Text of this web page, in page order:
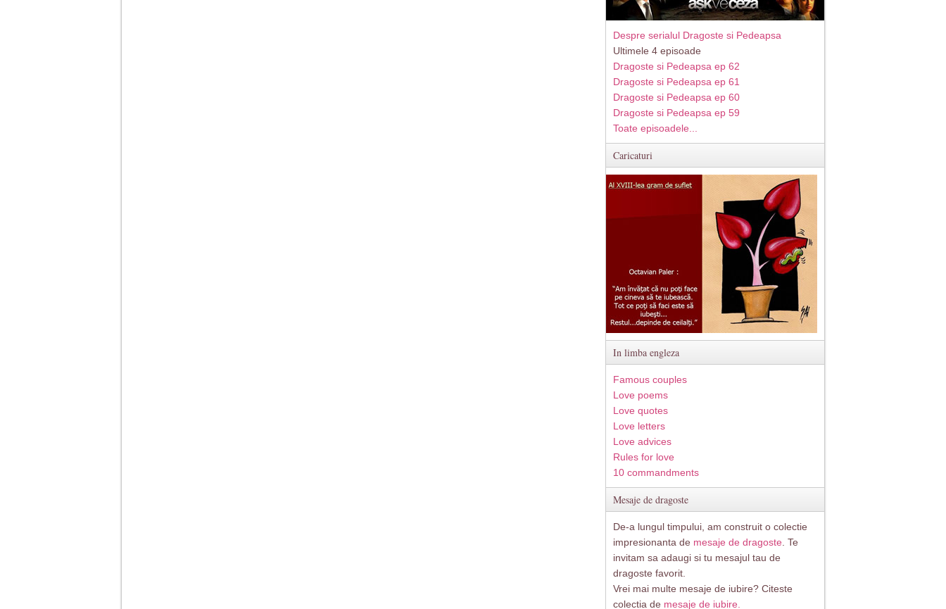
Despre serialul Dragoste si Pedeapsa
Ultimele 4 episoade
Dragoste si Pedeapsa ep 62
Dragoste si Pedeapsa ep 61
Dragoste si Pedeapsa ep 60
Dragoste si Pedeapsa ep 59
Toate episoadele...
Caricaturi
In limba engleza
Famous couples
Love poems
Love quotes
Love letters
Love advices
Rules for love
10 commandments
Mesaje de dragoste
De-a lungul timpului, am construit o colectie
impresionanta de mesaje de dragoste . Te
invitam sa adaugi si tu mesajul tau de
dragoste favorit.
Vrei mai multe mesaje de iubire? Citeste
colectia de mesaje de iubire.